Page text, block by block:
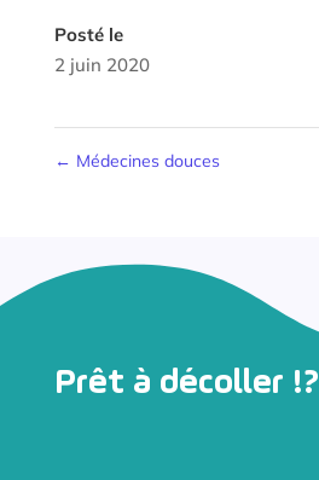
Posté le
2 juin 2020
← Médecines douces
Prêt à décoller !?